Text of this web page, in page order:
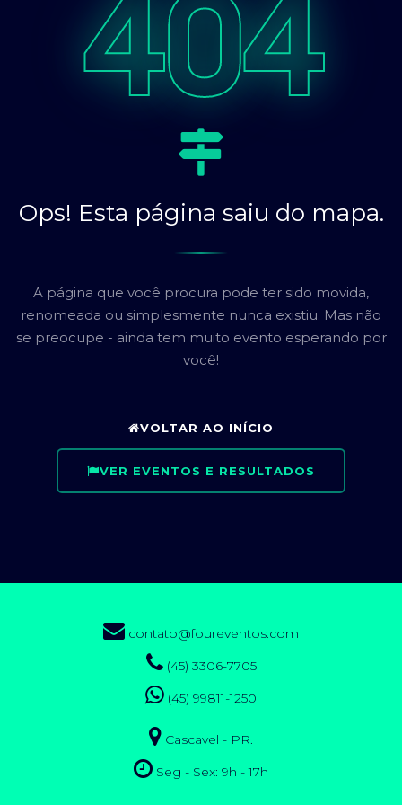
404
Ops! Esta página saiu do mapa.
A página que você procura pode ter sido movida,
renomeada ou simplesmente nunca existiu. Mas não
se preocupe - ainda tem muito evento esperando por
você!
VOLTAR AO INÍCIO
VER EVENTOS E RESULTADOS
contato@foureventos.com
(45) 3306-7705
(45) 99811-1250
Cascavel - PR.
Seg - Sex: 9h - 17h